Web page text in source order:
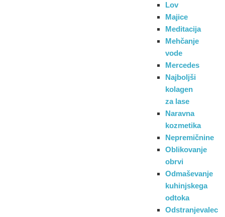
Lov
Majice
Meditacija
Mehčanje
vode
Mercedes
Najboljši
kolagen
za lase
Naravna
kozmetika
Nepremičnine
Oblikovanje
obrvi
Odmaševanje
kuhinjskega
odtoka
Odstranjevalec